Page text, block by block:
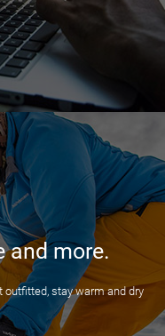
and more.
outfitted, stay warm and dry